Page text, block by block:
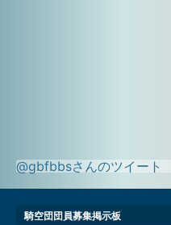
@gbfbbsさんのツイート
騎空団団員募集掲示板